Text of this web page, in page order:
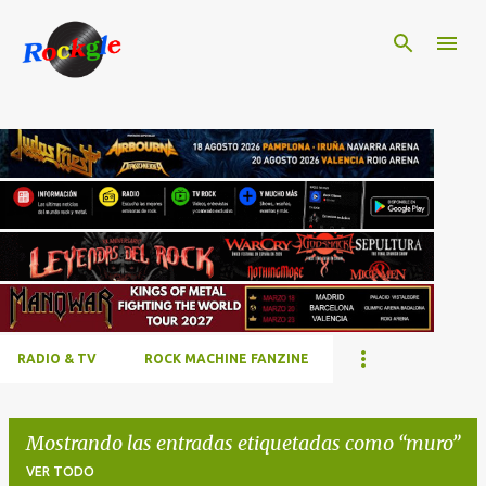
RADIO & TV ROCK MACHINE FANZINE
Mostrando las entradas etiquetadas como muro
VER TODO